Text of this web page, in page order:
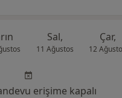
Sal,
11 Ağustos
Çar,
12
erişime kapalı